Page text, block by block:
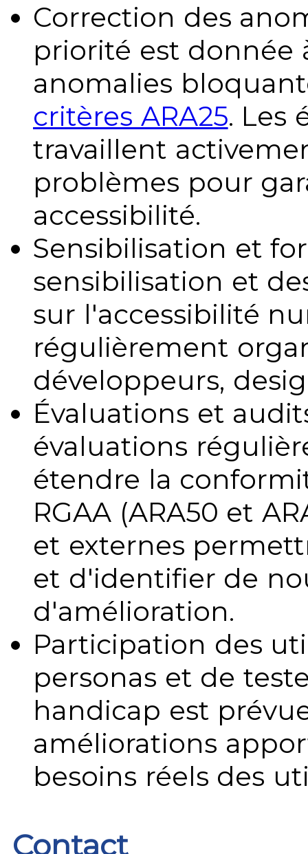
Correction des
priorité est donnée
anomalies
critères ARA25. Les
travaillent
problèmes pour
accessibilité.
Sensibilisation et
sensibilisation et
sur l'accessibilité
régulièrement
développeurs,
Évaluations et
évaluations
étendre la
RGAA (ARA50 et
et externes
et d'identifier de
d'amélioration.
Participation des
personas et de
handicap est
améliorations
besoins réels des
Contact